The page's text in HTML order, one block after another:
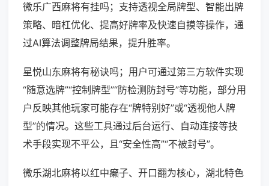
微乐广西麻将有挂吗；支持透视全局牌型、智能出牌
策略、暗杠优化、提高好牌率及快速自摸等操作，通
过AI算法调整牌局结果，提升胜率。
星悦山东麻将有秘诀吗；用户可通过第三方软件实现
“随意选牌”“控制牌型”“防检测防封号”等功能，部分用
户反映其他玩家可能存在“牌特别好”或“透视他人牌
型”的情况。这些工具通过后台运行、自动连接等技
术手段实现不平公，且“安全性高”“不被封号”。
微乐湖北麻将以红中癞子、开口翻为核心，湖北特色